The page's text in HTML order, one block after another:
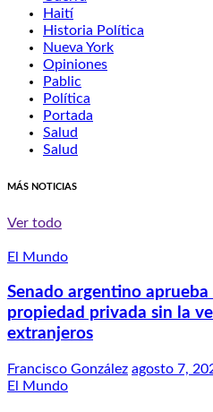
Haití
Historia Política
Nueva York
Opiniones
Pablic
Política
Portada
Salud
Salud
MÁS NOTICIAS
Ver todo
El Mundo
Senado argentino
propiedad privada sin la
extranjeros
Francisco González agosto 7,
El Mundo